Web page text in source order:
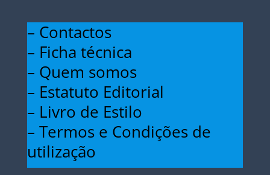
– Contactos
– Ficha técnica
– Quem somos
– Estatuto Editorial
– Livro de Estilo
– Termos e Condições de
utilização